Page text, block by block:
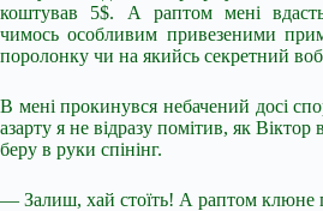
коштував 5$. А раптом мені
чимось особливим привезеними
поролонку чи на якийсь секретний
В мені прокинувся небачений досі
азарту я не відразу помітив, як
беру в руки спінінг.
— Залиш, хай стоїть! А раптом